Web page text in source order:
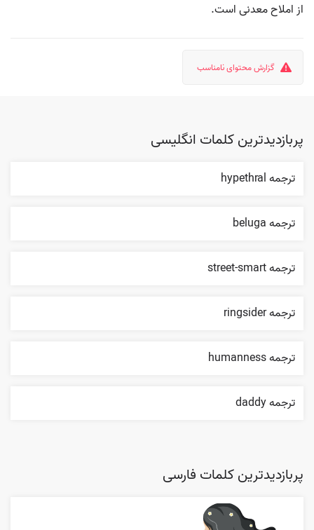
از املاح معدنی است.
گزارش محتوای نامناسب
پربازدیدترین کلمات انگلیسی
ترجمه hypethral
ترجمه beluga
ترجمه street-smart
ترجمه ringsider
ترجمه humanness
ترجمه daddy
پربازدیدترین کلمات فارسی